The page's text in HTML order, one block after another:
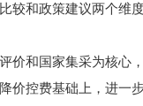
和政策建议两个维
和国家集采为核心
控费基础上，进一